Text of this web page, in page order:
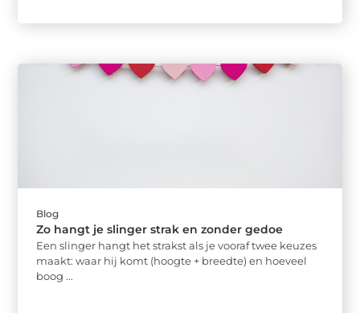
Blog
Zo hangt je slinger strak en zonder gedoe
Een slinger hangt het strakst als je vooraf twee keuzes
maakt: waar hij komt (hoogte + breedte) en hoeveel
boog ...